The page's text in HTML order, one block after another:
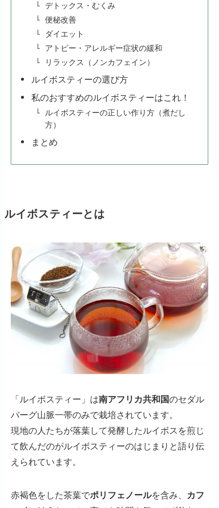
デトックス・むくみ
便秘改善
ダイエット
アトピー・アレルギー症状の緩和
リラックス（ノンカフェイン）
ルイボスティーの選び方
私のおすすめのルイボスティーはこれ！
ルイボスティーの正しい作り方（煮だし
方）
まとめ
ルイボスティーとは
「ルイボスティー」は南アフリカ共和国のセダル
バーグ山脈一帯のみで栽培されています。
現地の人たちが落葉して発酵したルイボスを煎じ
て飲んだのがルイボスティーのはじまりと語り伝
えられています。
赤褐色をした茶葉でポリフェノールを含み、 カフ